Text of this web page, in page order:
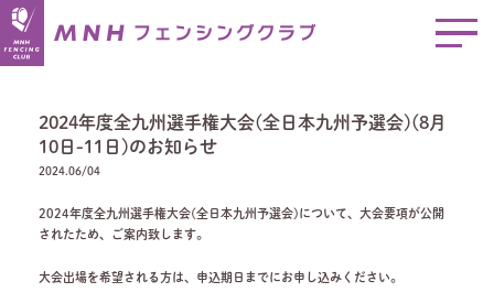
2024年度全九州選手権大会(全日本九州予選会)(8月
10日-11日)のお知らせ
2024.06/04
2024年度全九州選手権大会(全日本九州予選会)について、大会要項が公開
されたため、ご案内致します。
大会出場を希望される方は、申込期日までにお申し込みください。